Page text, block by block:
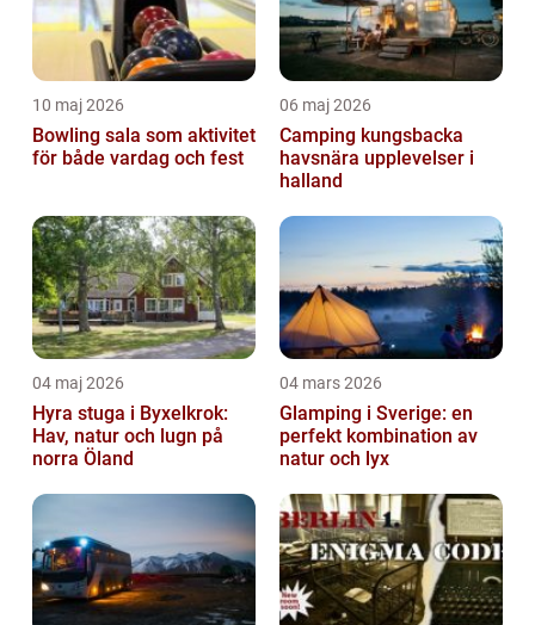
10 maj 2026
Bowling sala som aktivitet
för både vardag och fest
06 maj 2026
Camping kungsbacka
havsnära upplevelser i
halland
04 maj 2026
Hyra stuga i Byxelkrok:
Hav, natur och lugn på
norra Öland
04 mars 2026
Glamping i Sverige: en
perfekt kombination av
natur och lyx